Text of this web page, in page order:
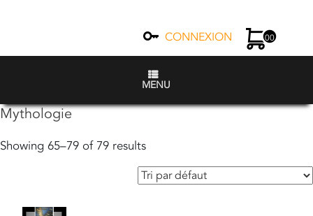
CONNEXION 00
MENU
Mythologie
Showing 65–79 of 79 results